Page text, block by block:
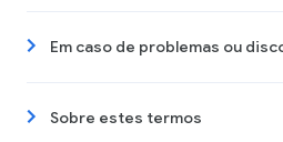
Em caso de problemas ou
Sobre estes termos